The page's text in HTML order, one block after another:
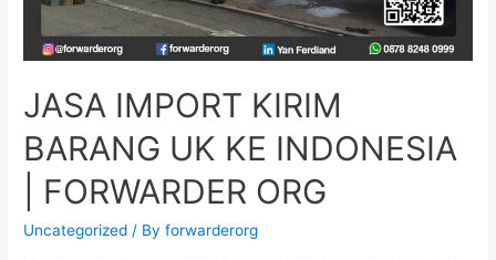
JASA IMPORT KIRIM
BARANG UK KE INDONESIA
| FORWARDER ORG
Uncategorized / Byforwarderorg